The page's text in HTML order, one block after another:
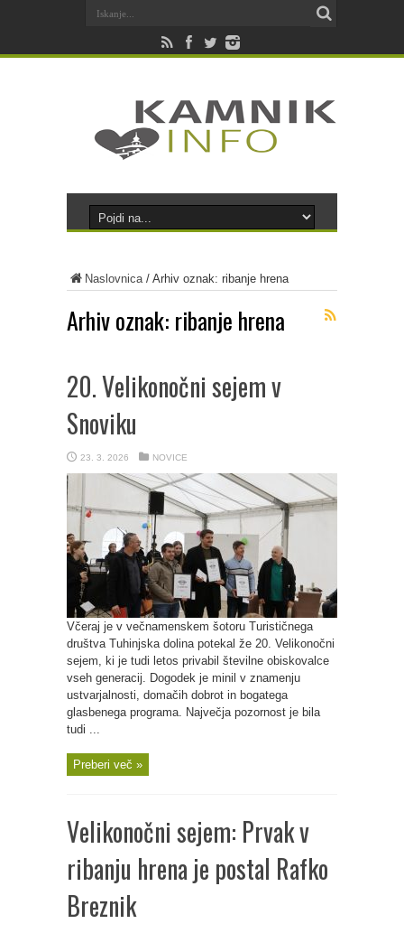
Naslovnica/ Arhiv oznak: ribanje hrena
Arhiv oznak: ribanje hrena
20. Velikonočni sejem v
Snoviku
23. 3. 2026 NOVICE
Včeraj je v večnamenskem šotoru Turističnega
društva Tuhinjska dolina potekal že 20. Velikonočni
sejem, ki je tudi letos privabil številne obiskovalce
vseh generacij. Dogodek je minil v znamenju
ustvarjalnosti, domačih dobrot in bogatega
glasbenega programa. Največja pozornost je bila
tudi ...
Preberi več »
Velikonočni sejem: Prvak v
ribanju hrena je postal Rafko
Breznik